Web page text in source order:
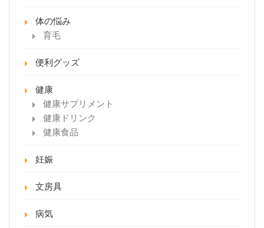
体の悩み
育毛
便利グッズ
健康
健康サプリメント
健康ドリンク
健康食品
妊娠
文房具
病気